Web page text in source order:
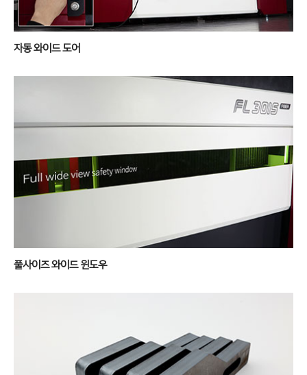
교육신청/문의
원격지원
사회공헌활동
자동 와이드 도어
풀사이즈 와이드 윈도우